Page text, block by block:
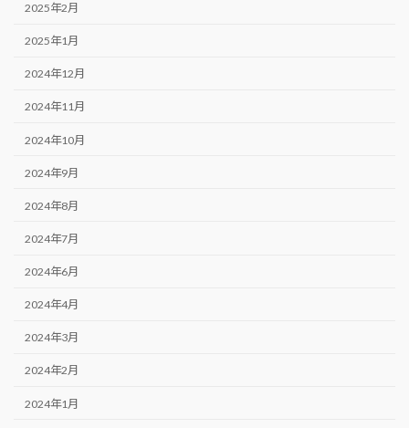
2025年2月
2025年1月
2024年12月
2024年11月
2024年10月
2024年9月
2024年8月
2024年7月
2024年6月
2024年4月
2024年3月
2024年2月
2024年1月